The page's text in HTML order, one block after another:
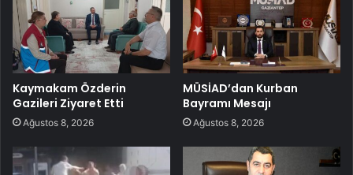
Kaymakam Özderin
Gazileri Ziyaret Etti
Ağustos 8, 2026
MÜSİAD’dan Kurban
Bayramı Mesajı
Ağustos 8, 2026